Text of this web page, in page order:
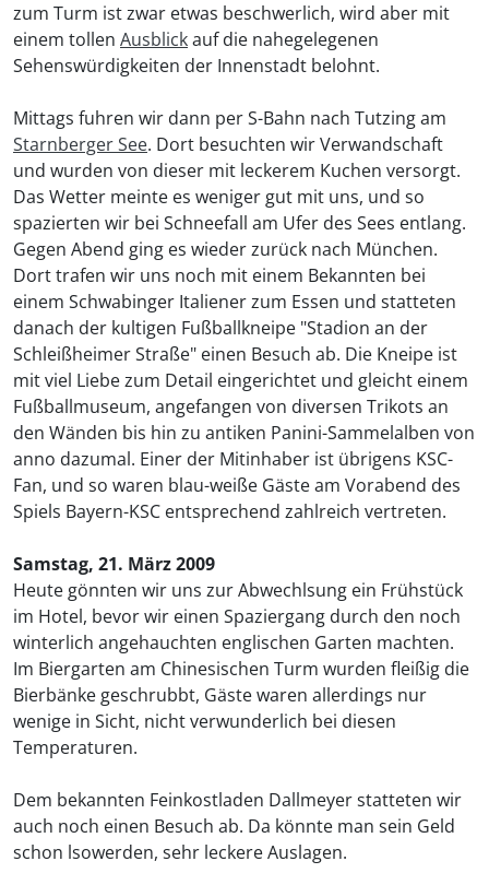
zum Turm ist zwar etwas beschwerlich, wird aber mit
einem tollen Ausblickauf die nahegelegenen
Sehenswürdigkeiten der Innenstadt belohnt.
Mittags fuhren wir dann per S-Bahn nach Tutzing am
Starnberger See. Dort besuchten wir Verwandschaft
und wurden von dieser mit leckerem Kuchen versorgt.
Das Wetter meinte es weniger gut mit uns, und so
spazierten wir bei Schneefall am Ufer des Sees entlang.
Gegen Abend ging es wieder zurück nach München.
Dort trafen wir uns noch mit einem Bekannten bei
einem Schwabinger Italiener zum Essen und statteten
danach der kultigen Fußballkneipe "Stadion an der
Schleißheimer Straße" einen Besuch ab. Die Kneipe ist
mit viel Liebe zum Detail eingerichtet und gleicht einem
Fußballmuseum, angefangen von diversen Trikots an
den Wänden bis hin zu antiken Panini-Sammelalben von
anno dazumal. Einer der Mitinhaber ist übrigens KSC-
Fan, und so waren blau-weiße Gäste am Vorabend des
Spiels Bayern-KSC entsprechend zahlreich vertreten.
Samstag, 21. März 2009
Heute gönnten wir uns zur Abwechlsung ein Frühstück
im Hotel, bevor wir einen Spaziergang durch den noch
winterlich angehauchten englischen Garten machten.
Im Biergarten am Chinesischen Turm wurden fleißig die
Bierbänke geschrubbt, Gäste waren allerdings nur
wenige in Sicht, nicht verwunderlich bei diesen
Temperaturen.
Dem bekannten Feinkostladen Dallmeyer statteten wir
auch noch einen Besuch ab. Da könnte man sein Geld
schon lsowerden, sehr leckere Auslagen.